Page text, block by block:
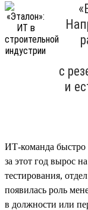
с
и
ИТ-команда быстро
за этот год вырос
тестирования,
появилась роль
в должности или